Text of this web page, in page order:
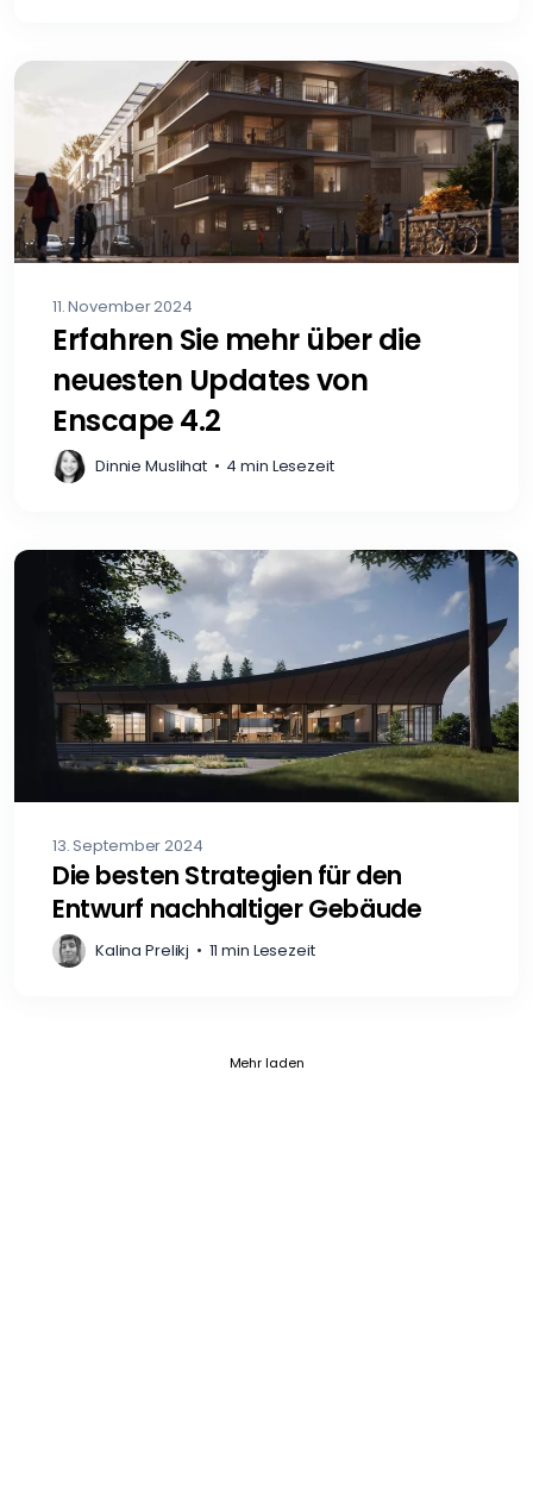
11. November 2024
Erfahren Sie mehr über die
neuesten Updates von
Enscape 4.2
Dinnie Muslihat • 4 min Lesezeit
13. September 2024
Die besten Strategien für den
Entwurf nachhaltiger Gebäude
Kalina Prelikj • 11 min Lesezeit
Mehr ladenCurrent page 1